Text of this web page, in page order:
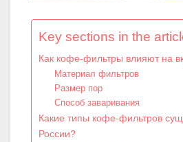
Key sections in the
Как кофе-фильтры влияют на
Материал фильтров
Размер пор
Способ заваривания
Какие типы кофе-фильтров
России?